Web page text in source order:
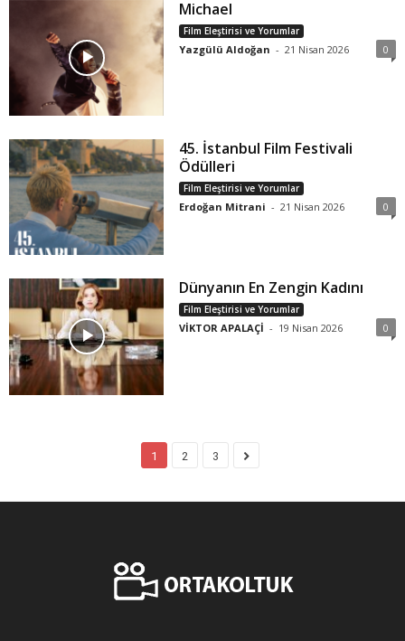
Michael
Film Eleştirisi ve Yorumlar
Yazgülü Aldoğan - 21 Nisan 2026 0
45. İstanbul Film Festivali
Ödülleri
Film Eleştirisi ve Yorumlar
Erdoğan Mitrani - 21 Nisan 2026 0
Dünyanın En Zengin Kadını
Film Eleştirisi ve Yorumlar
VİKTOR APALAÇİ - 19 Nisan 2026 0
1 2 3